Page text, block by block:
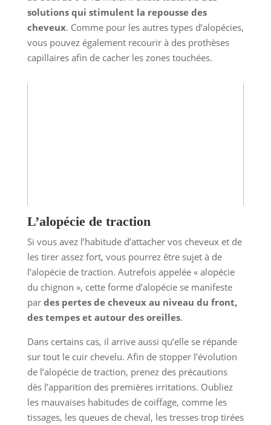
solutions qui stimulent la repousse des
cheveux. Comme pour les autres types d’alopécies,
vous pouvez également recourir à des prothèses
capillaires afin de cacher les zones touchées.
L’alopécie de traction
Si vous avez l’habitude d’attacher vos cheveux et de
les tirer assez fort, vous pourrez être sujet à de
l’alopécie de traction. Autrefois appelée « alopécie
du chignon », cette forme d’alopécie se manifeste
par des pertes de cheveux au niveau du front,
des tempes et autour des oreilles.
Dans certains cas, il arrive aussi qu’elle se répande
sur tout le cuir chevelu. Afin de stopper l’évolution
de l’alopécie de traction, prenez des précautions
dès l’apparition des premières irritations. Oubliez
les mauvaises habitudes de coiffage, comme les
tissages, les queues de cheval, les tresses trop tirées